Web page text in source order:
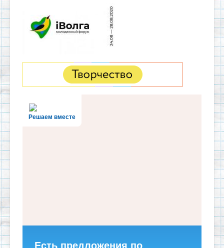
Решаем вместе
Есть предложения по